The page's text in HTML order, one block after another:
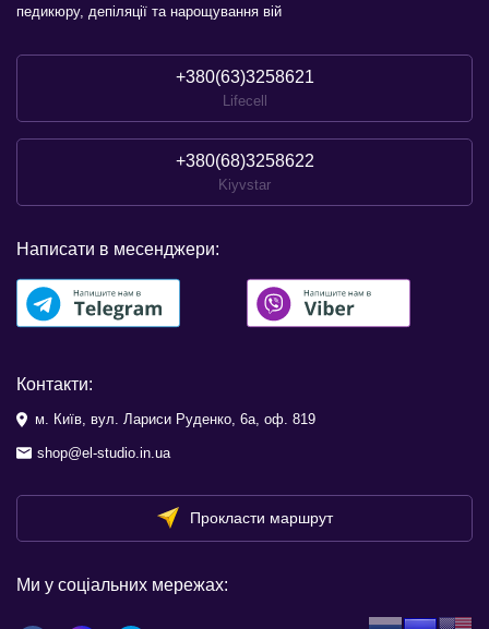
педикюру, депіляції та нарощування вій
+380(63)3258621
Lifecell
+380(68)3258622
Kiyvstar
Написати в месенджери:
Контакти:
м. Київ, вул. Лариси Руденко, 6а, оф. 819
shop@el-studio.in.ua
Прокласти маршрут
Ми у соціальних мережах: